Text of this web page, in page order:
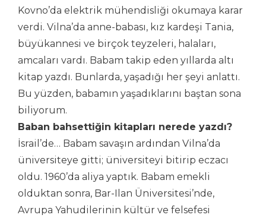
Kovno’da elektrik mühendisliği okumaya karar
verdi. Vilna’da anne-babası, kız kardeşi Tania,
büyükannesi ve birçok teyzeleri, halaları,
amcaları vardı. Babam takip eden yıllarda altı
kitap yazdı. Bunlarda, yaşadığı her şeyi anlattı.
Bu yüzden, babamın yaşadıklarını baştan sona
biliyorum.
Baban bahsettiğin kitapları nerede yazdı?
İsrail’de… Babam savaşın ardından Vilna’da
üniversiteye gitti; üniversiteyi bitirip eczacı
oldu. 1960’da aliya yaptık. Babam emekli
olduktan sonra, Bar-Ilan Üniversitesi’nde,
Avrupa Yahudilerinin kültür ve felsefesi